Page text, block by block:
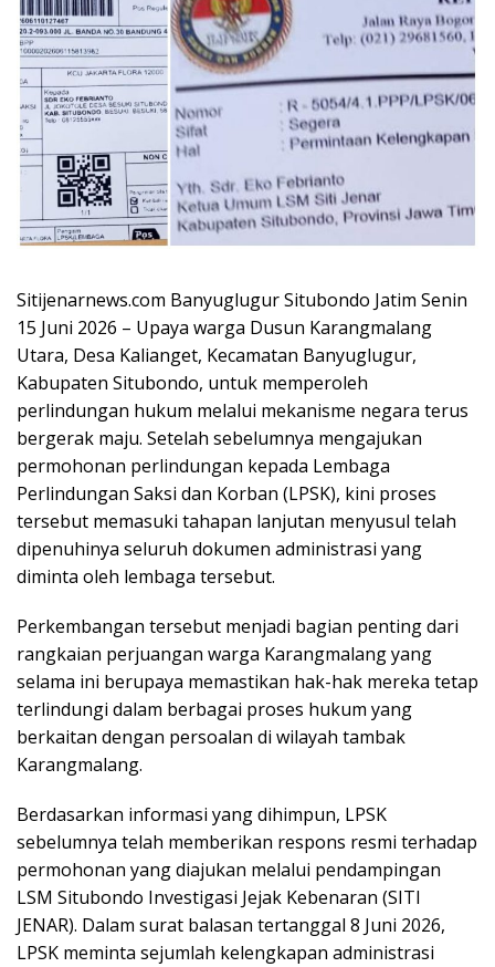
Sitijenarnews.com Banyuglugur Situbondo Jatim Senin
15 Juni 2026 – Upaya warga Dusun Karangmalang
Utara, Desa Kalianget, Kecamatan Banyuglugur,
Kabupaten Situbondo, untuk memperoleh
perlindungan hukum melalui mekanisme negara terus
bergerak maju. Setelah sebelumnya mengajukan
permohonan perlindungan kepada Lembaga
Perlindungan Saksi dan Korban (LPSK), kini proses
tersebut memasuki tahapan lanjutan menyusul telah
dipenuhinya seluruh dokumen administrasi yang
diminta oleh lembaga tersebut.
Perkembangan tersebut menjadi bagian penting dari
rangkaian perjuangan warga Karangmalang yang
selama ini berupaya memastikan hak-hak mereka tetap
terlindungi dalam berbagai proses hukum yang
berkaitan dengan persoalan di wilayah tambak
Karangmalang.
Berdasarkan informasi yang dihimpun, LPSK
sebelumnya telah memberikan respons resmi terhadap
permohonan yang diajukan melalui pendampingan
LSM Situbondo Investigasi Jejak Kebenaran (SITI
JENAR). Dalam surat balasan tertanggal 8 Juni 2026,
LPSK meminta sejumlah kelengkapan administrasi